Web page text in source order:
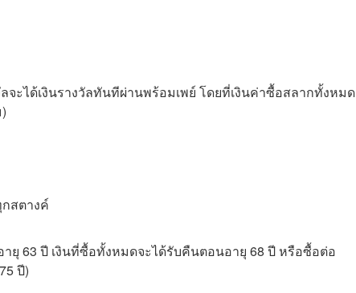
จะได้เงินรางวัลทันทีผ่านพร้อมเพย์ โดยที่เงินค่าซื้อสลากทั้งหมด
สตางค์
ยุ 63 ปี เงินที่ซื้อทั้งหมดจะได้รับคืนตอนอายุ 68 ปี หรือซื้อต่อ
ปี)